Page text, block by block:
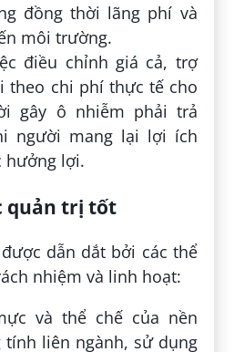
đồng thời lãng phí và
môi trường.
điều chỉnh giá cả, trợ
theo chi phí thực tế cho
gây ô nhiễm phải trả
người mang lại lợi ích
hưởng lợi.
quản trị tốt
dẫn dắt bởi các thể
nhiệm và linh hoạt:
và thể chế của nền
tính liên ngành, sử dụng